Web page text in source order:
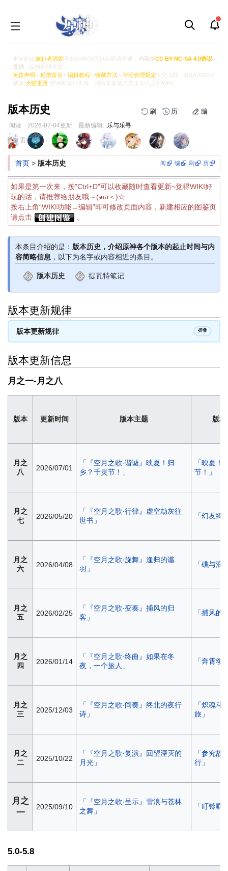
本WIKI由旅行者酒馆于2020年03月14日申请开通， 内容按CC BY-NC-SA 4.0协议
提供 ，编辑权限开放。
免责声明 • 反馈留言 • 编辑教程 • 收藏方法 • 评论管理规定 • 交流群：1018709157
感谢 大猫雷恩 对WIKI设计支持，期待更多能人异士加入原神WIKI。
版本历史 刷 历 编
阅读 2026-07-04更新 最新编辑: 乐与乐寻
跳
到
导
跳
到
搜
页面贡献者 :
阅 编 刷 历
首页 > 版本历史
如果是第一次来，按"Ctrl+D"可以收藏随时查看更新~觉得WIKI好
玩的话，请推荐给朋友哦～(◕ω＜)☆
按右上角“WIKI功能→编辑”即可修改页面内容，新建相应的图鉴页
请点击
。
本条目介绍的是： 版本历史，介绍原神各个版本的起止时间与内
容简略信息 ，以下为名字或内容相近的条目。
版本历史 提瓦特笔记
版本更新规律
版本更新规律 折叠
版本更新信息
月之一-月之八
版本 更新时间 版本主题 版
月之
八
2026/07/01
「『空月之歌·谐谑』映夏！归
乡？千灵节！」
「映夏！
节！」
月之
七
2026/05/20
「『空月之歌·行律』虚空劫灰往
世书」
「幻友绮
月之
六
2026/04/08
「『空月之歌·旋舞』逢归的谶
羽」
「礁与浪
月之
五
2026/02/25
「『空月之歌·变奏』捕风的归
客」
「捕风的
月之
四
2026/01/14
「『空月之歌·终曲』如果在冬
夜，一个旅人」
「奔霄颂
月之
三
2025/12/03
「『空月之歌·间奏』终北的夜行
诗」
「炽魂斗
旅」
月之
二
2025/10/22
「『空月之歌·复演』回望湮灭的
月光」
「参究故
行」
月之
一
2025/09/10
「『空月之歌·呈示』雪浪与苍林
之舞」
「叮铃哐
5.0-5.8